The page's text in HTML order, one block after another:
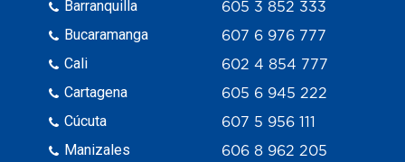
Barranquilla
Bucaramanga
Cali
Cartagena
Cúcuta
Manizales
605 3 852 333
607 6 976 777
602 4 854 777
605 6 945 222
607 5 956 111
606 8 962 205